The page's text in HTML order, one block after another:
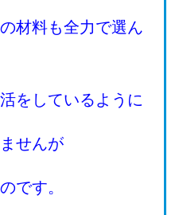
材料も全力で選ん
をしているように
せんが
です。